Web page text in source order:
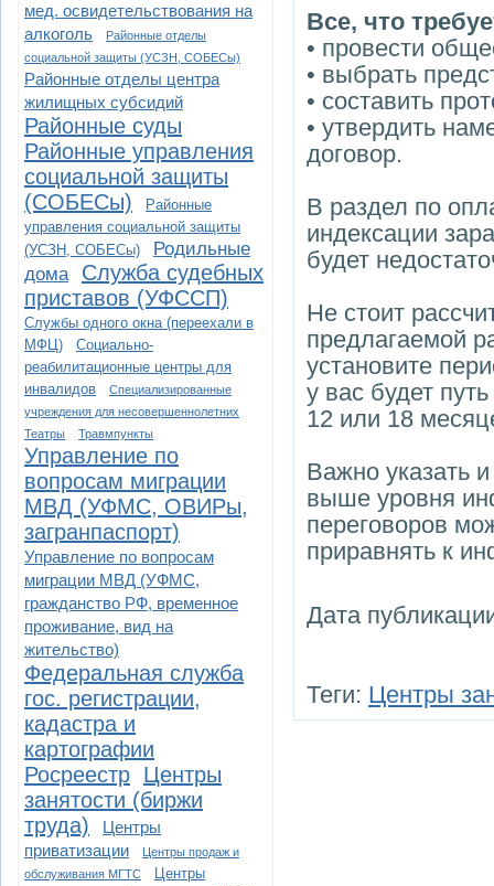
Все, что
• провести
• выбрать
• составить
• утвердить
договор.
В раздел по
индексации
будет
Не стоит
предлагаемой
установите
у вас будет
12 или 18
Важно указать
выше уровня
переговоров
приравнять к
Дата
Теги: Центры
мед. освидетельствования на
алкоголь
Районные отделы
социальной защиты (УСЗН, СОБЕСы)
Районные отделы центра
жилищных субсидий
Районные суды
Районные управления
социальной защиты
(СОБЕСы)
Районные
управления социальной защиты
(УСЗН, СОБЕСы)
Родильные
дома
Служба судебных
приставов (УФССП)
Службы одного окна (переехали в
МФЦ)
Социально-
реабилитационные центры для
инвалидов
Специализированные
учреждения для несовершеннолетних
Театры
Травмпункты
Управление по
вопросам миграции
МВД (УФМС, ОВИРы,
загранпаспорт)
Управление по вопросам
миграции МВД (УФМС,
гражданство РФ, временное
проживание, вид на
жительство)
Федеральная служба
гос. регистрации,
кадастра и
картографии
Росреестр Центры
занятости (биржи
труда)
Центры
приватизации
Центры продаж и
обслуживания МГТС
Центры